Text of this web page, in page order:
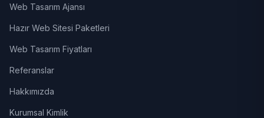
Web Tasarım Ajansı
Hazır Web Sitesi Paketleri
Web Tasarım Fiyatları
Referanslar
Hakkımızda
Kurumsal Kimlik